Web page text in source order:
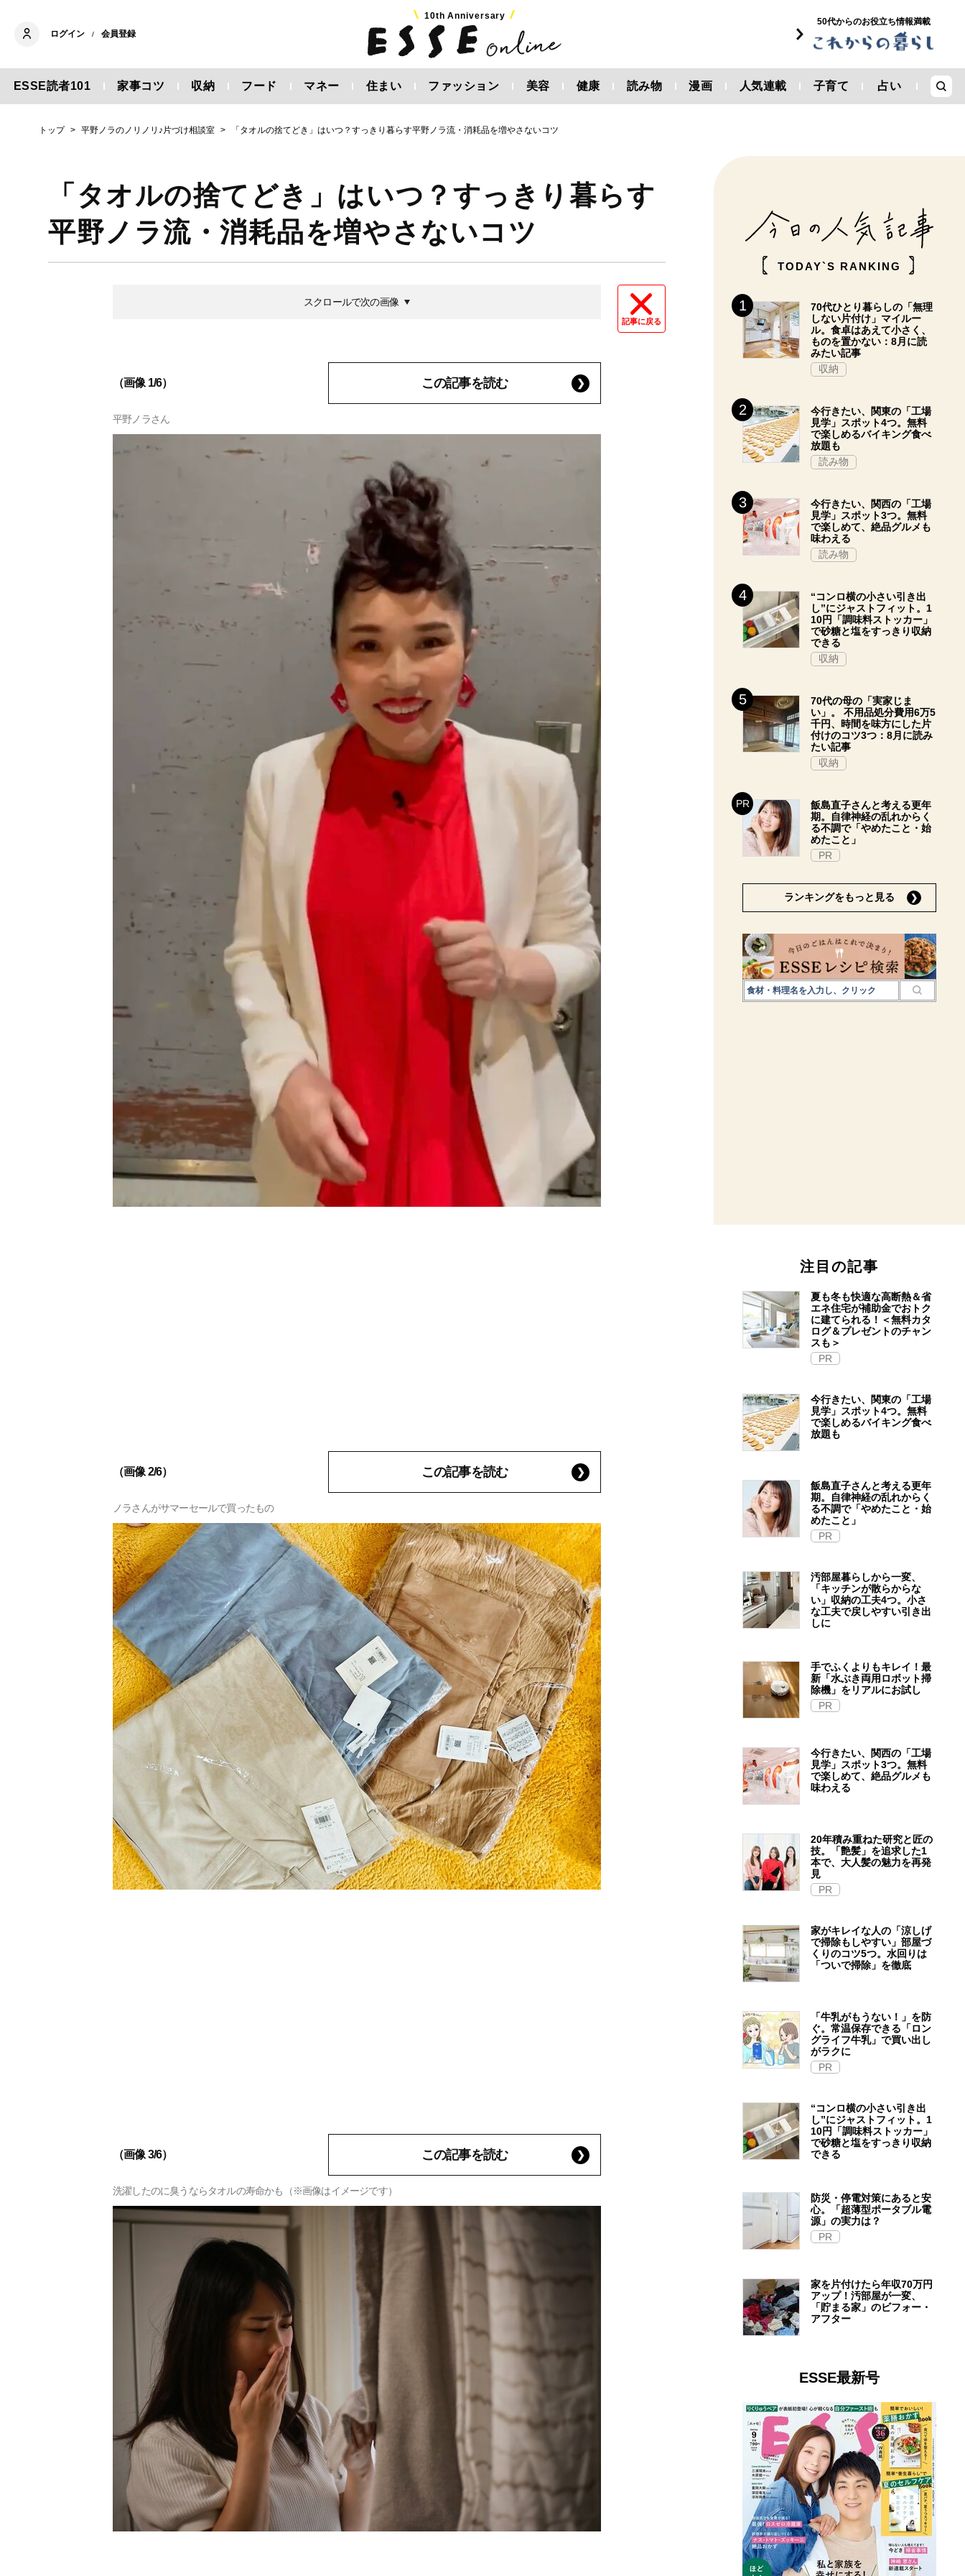
ログイン / 会員登録
10th Anniversary
50代からのお役立ち情報満載
ESSE読者101 家事コツ 収納 フード マネー 住まい ファッション 美容 健康 読み物 漫画 人気連載 子育て 占い
トップ 平野ノラのノリノリ♪片づけ相談室 「タオルの捨てどき」はいつ？すっきり暮らす平野ノラ流・消耗品を増やさないコツ
「タオルの捨てどき」はいつ？すっきり暮らす
平野ノラ流・消耗品を増やさないコツ
記事に戻る
スクロールで次の画像
（画像 1/6） この記事を読む
平野ノラさん
（画像 2/6） この記事を読む
ノラさんがサマーセールで買ったもの
（画像 3/6） この記事を読む
洗濯したのに臭うならタオルの寿命かも（※画像はイメージです）
TODAY`S RANKING
70代ひとり暮らしの「無理
しない片付け」マイルー
ル。食卓はあえて小さく、
ものを置かない：8月に読
みたい記事
収納
今行きたい、関東の「工場
見学」スポット4つ。無料
で楽しめるバイキング食べ
放題も
読み物
今行きたい、関西の「工場
見学」スポット3つ。無料
で楽しめて、絶品グルメも
味わえる
読み物
“コンロ横の小さい引き出
し”にジャストフィット。1
10円「調味料ストッカー」
で砂糖と塩をすっきり収納
できる
収納
70代の母の「実家じま
い」。 不用品処分費用6万5
千円、時間を味方にした片
付けのコツ3つ：8月に読み
たい記事
収納
飯島直子さんと考える更年
期。自律神経の乱れからく
る不調で「やめたこと・始
めたこと」
PR
ランキングをもっと見る
注目の記事
夏も冬も快適な高断熱＆省
エネ住宅が補助金でおトク
に建てられる！＜無料カタ
ログ＆プレゼントのチャン
スも＞
PR
今行きたい、関東の「工場
見学」スポット4つ。無料
で楽しめるバイキング食べ
放題も
飯島直子さんと考える更年
期。自律神経の乱れからく
る不調で「やめたこと・始
めたこと」
PR
汚部屋暮らしから一変、
「キッチンが散らからな
い」収納の工夫4つ。小さ
な工夫で戻しやすい引き出
しに
手でふくよりもキレイ！最
新「水ぶき両用ロボット掃
除機」をリアルにお試し
PR
今行きたい、関西の「工場
見学」スポット3つ。無料
で楽しめて、絶品グルメも
味わえる
20年積み重ねた研究と匠の
技。「艶髪」を追求した1
本で、大人髪の魅力を再発
見
PR
家がキレイな人の「涼しげ
で掃除もしやすい」部屋づ
くりのコツ5つ。水回りは
「ついで掃除」を徹底
「牛乳がもうない！」を防
ぐ。常温保存できる「ロン
グライフ牛乳」で買い出し
がラクに
PR
“コンロ横の小さい引き出
し”にジャストフィット。1
10円「調味料ストッカー」
で砂糖と塩をすっきり収納
できる
防災・停電対策にあると安
心。「超薄型ポータブル電
源」の実力は？​
PR
家を片付けたら年収70万円
アップ！汚部屋が一変、
「貯まる家」のビフォー・
アフター
ESSE最新号